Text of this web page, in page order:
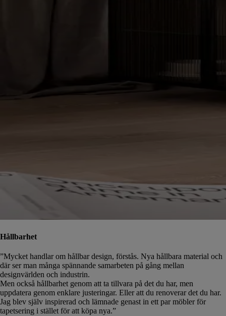
Hållbarhet
”Mycket handlar om hållbar design, förstås. Nya hållbara material och
där ser man många spännande samarbeten på gång mellan
designvärlden och industrin.
Men också hållbarhet genom att ta tillvara på det du har, men
uppdatera genom enklare justeringar. Eller att du renoverar det du har.
Jag blev själv inspirerad och lämnade genast in ett par möbler för
tapetsering i stället för att köpa nya.”